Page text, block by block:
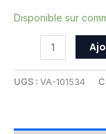
Disponible sur
UGS : VA-101534